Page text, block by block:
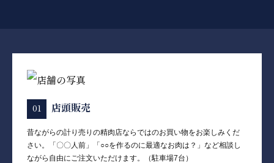
店頭販売
昔ながらの計り売りの精肉店ならではのお買い物をお楽しみくだ
さい。「〇〇人前」「○○を作るのに最適なお肉は？」など相談し
ながら自由にご注文いただけます。（駐車場7台）